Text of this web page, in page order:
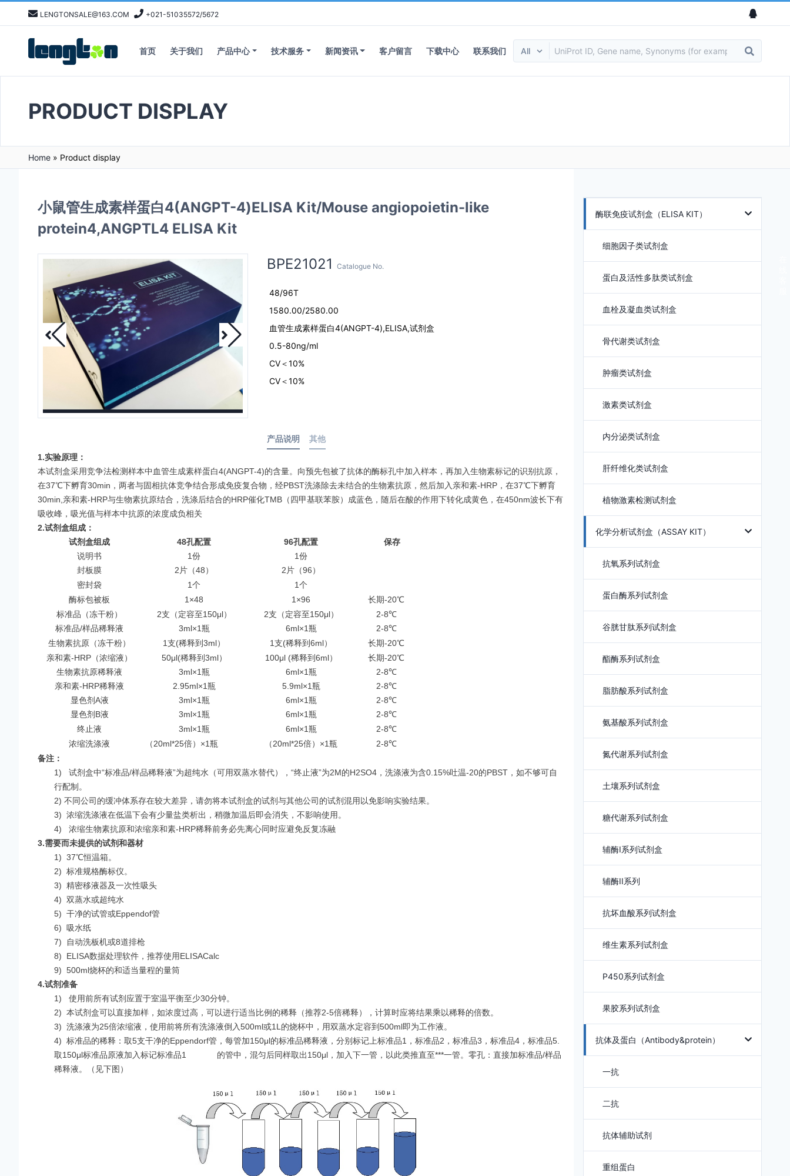
LENGTONSALE@163.COM +021-51035572/5672
首页 关于我们 产品中心 技术服务 新闻资讯 客户留言 下载中心 联系我们
PRODUCT DISPLAY
Home » Product display
小鼠管生成素样蛋白4(ANGPT-4)ELISA Kit/Mouse angiopoietin-like
protein4,ANGPTL4 ELISA Kit
BPE21021Catalogue No.
48/96T
1580.00/2580.00
血管生成素样蛋白4(ANGPT-4),ELISA,试剂盒
0.5-80ng/ml
CV＜10%
CV＜10%
产品说明 其他
1.实验原理：
本试剂盒采用竞争法检测样本中血管生成素样蛋白4(ANGPT-4)的含量。向预先包被了抗体的酶标孔中加入样本，再加入生物素标记的识别抗原，
在37℃下孵育30min，两者与固相抗体竞争结合形成免疫复合物，经PBST洗涤除去未结合的生物素抗原，然后加入亲和素-HRP，在37℃下孵育
30min,亲和素-HRP与生物素抗原结合，洗涤后结合的HRP催化TMB（四甲基联苯胺）成蓝色，随后在酸的作用下转化成黄色，在450nm波长下有
吸收峰，吸光值与样本中抗原的浓度成负相关
2.试剂盒组成：
试剂盒组成
48孔配置 96孔配置
保存
说明书
1份
1份
封板膜
2片（48）
2片（96）
密封袋
1个
1个
酶标包被板
1×48 1×96
长期-20℃
标准品（冻干粉）
2支（定容至150μl） 2支（定容至150μl）
2-8℃
标准品/样品稀释液
3ml×1瓶 6ml×1瓶
2-8℃
生物素抗原（冻干粉）
1支(稀释到3ml） 1支(稀释到6ml）
长期-20℃
亲和素-HRP（浓缩液）
50μl(稀释到3ml） 100μl (稀释到6ml）
长期-20℃
生物素抗原稀释液
3ml×1瓶 6ml×1瓶
2-8℃
亲和素-HRP稀释液
2.95ml×1瓶 5.9ml×1瓶
2-8℃
显色剂A液
3ml×1瓶 6ml×1瓶
2-8℃
显色剂B液
3ml×1瓶 6ml×1瓶
2-8℃
终止液
3ml×1瓶 6ml×1瓶
2-8℃
浓缩洗涤液
（20ml*25倍）×1瓶 （20ml*25倍）×1瓶
2-8℃
备注：
1)
试剂盒中“标准品/样品稀释液”为超纯水（可用双蒸水替代），“终止液”为2M的H2SO4，洗涤液为含0.15%吐温-20的PBST，如不够可自
行配制。
2) 不同公司的缓冲体系存在较大差异，请勿将本试剂盒的试剂与其他公司的试剂混用以免影响实验结果。
3) 浓缩洗涤液在低温下会有少量盐类析出，稍微加温后即会消失，不影响使用。
4)
浓缩生物素抗原和浓缩亲和素-HRP稀释前务必先离心同时应避免反复冻融
3.需要而未提供的试剂和器材
1) 37℃恒温箱。
2) 标准规格酶标仪。
3) 精密移液器及一次性吸头
4) 双蒸水或超纯水
5) 干净的试管或Eppendof管
6) 吸水纸
7)
自动洗板机或8道排枪
8)
ELISA数据处理软件，推荐使用ELISACalc
9) 500ml烧杯的和适当量程的量筒
4.试剂准备
1)
使用前所有试剂应置于室温平衡至少30分钟。
2) 本试剂盒可以直接加样，如浓度过高，可以进行适当比例的稀释（推荐2-5倍稀释），计算时应将结果乘以稀释的倍数。
3) 洗涤液为25倍浓缩液，使用前将所有洗涤液倒入500ml或1L的烧杯中，用双蒸水定容到500ml即为工作液。
4) 标准品的稀释：取5支干净的Eppendorf管，每管加150μl的标准品稀释液，分别标记上标准品1，标准品2，标准品3，标准品4，标准品5.
取150μl标准品原液加入标记标准品1 的管中，混匀后同样取出150μl，加入下一管，以此类推直至***一管。零孔：直接加标准品/样品
稀释液。（见下图）
酶联免疫试剂盒（ELISA KIT）
细胞因子类试剂盒
蛋白及活性多肽类试剂盒
血栓及凝血类试剂盒
骨代谢类试剂盒
肿瘤类试剂盒
激素类试剂盒
内分泌类试剂盒
肝纤维化类试剂盒
植物激素检测试剂盒
化学分析试剂盒（ASSAY KIT）
抗氧系列试剂盒
蛋白酶系列试剂盒
谷胱甘肽系列试剂盒
酯酶系列试剂盒
脂肪酸系列试剂盒
氨基酸系列试剂盒
氮代谢系列试剂盒
土壤系列试剂盒
糖代谢系列试剂盒
辅酶I系列试剂盒
辅酶II系列
抗坏血酸系列试剂盒
维生素系列试剂盒
P450系列试剂盒
果胶系列试剂盒
抗体及蛋白（Antibody&protein）
一抗
二抗
抗体辅助试剂
重组蛋白